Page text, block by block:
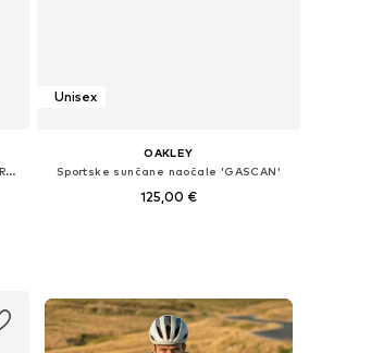
Sportske sunčane naočale 'TERRAFORMA'
Unisex
OAKLEY
Sportske sunčane naočale 'GASCAN'
125,00 €